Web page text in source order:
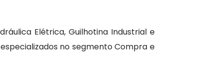
Elétrica, Guilhotina Industrial e
no segmento Compra e